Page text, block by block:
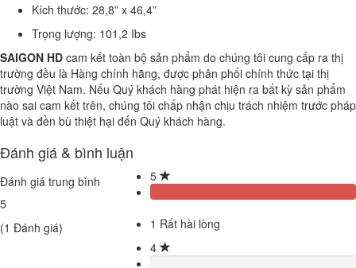
Kích thước: 28,8” x 46,4”
Trọng lượng: 101,2 Ibs
SAIGON HD cam kết toàn bộ sản phẩm do chúng tôi cung cấp ra thị
trường đều là Hàng chính hãng, được phân phối chính thức tại thị
trường Việt Nam. Nếu Quý khách hàng phát hiện ra bất kỳ sản phẩm
nào sai cam kết trên, chúng tôi chấp nhận chịu trách nhiệm trước pháp
luật và đền bù thiệt hại đến Quý khách hàng.
Đánh giá & bình luận
Đánh giá trung bình
5
(1 Đánh giá)
5
1 Rất hài lòng
4